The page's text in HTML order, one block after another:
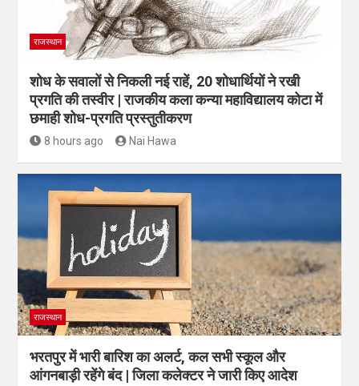
राजस्थान
शोध के सवालों से निकली नई राहें, 20 शोधार्थियों ने रखी
प्रगति की तस्वीर | राजकीय कला कन्या महाविद्यालय कोटा में
छमाही शोध-प्रगति प्रस्तुतीकरण
8 hours ago Nai Hawa
राजस्थान
भरतपुर में भारी बारिश का अलर्ट, कल सभी स्कूल और
आंगनबाड़ी रहेंगे बंद | जिला कलेक्टर ने जारी किए आदेश